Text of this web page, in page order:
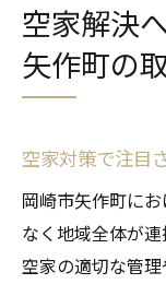
空家解決
矢作町の
空家対策で注目
岡崎市矢作町に
なく地域全体が連
空家の適切な管理